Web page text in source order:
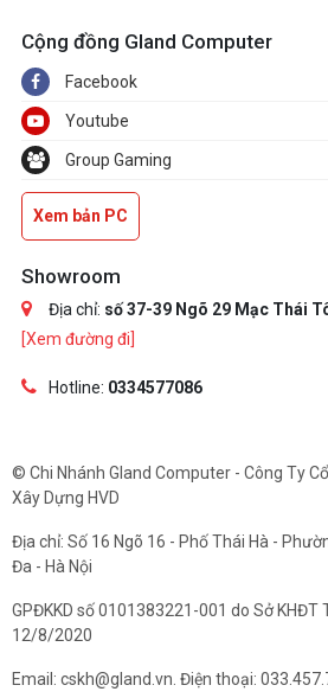
Cộng đồng Gland Computer
Facebook
Youtube
Group Gaming
Xem bản PC
Showroom
Địa chỉ: số 37-39 Ngõ 29 Mạc Thái
[Xem đường đi]
Hotline: 0334577086
© Chi Nhánh Gland Computer - Công Ty
Xây Dựng HVD
Địa chỉ: Số 16 Ngõ 16 - Phố Thái Hà -
Đa - Hà Nội
GPĐKKD số 0101383221-001 do Sở KHĐT
12/8/2020
Email: cskh@gland.vn. Điện thoại: